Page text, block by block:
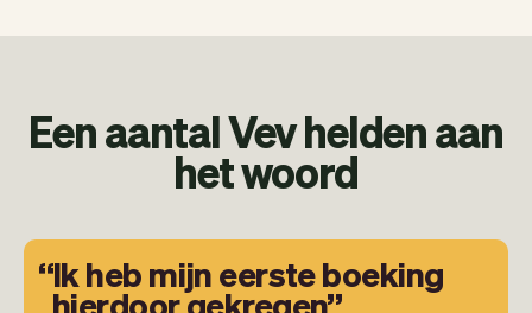
Een aantal Vev helden aan
het woord
Ik heb mijn eerste boeking
hierdoor gekregen